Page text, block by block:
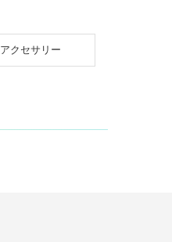
アクセサリー